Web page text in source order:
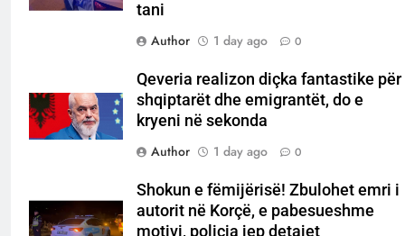
tani
Author
1 day ago 0
Qeveria realizon diçka fantastike për
shqiptarët dhe emigrantët, do e
kryeni në sekonda
Author
1 day ago 0
Shokun e fëmijërisë! Zbulohet emri i
autorit në Korçë, e pabesueshme
motivi, policia jep detajet